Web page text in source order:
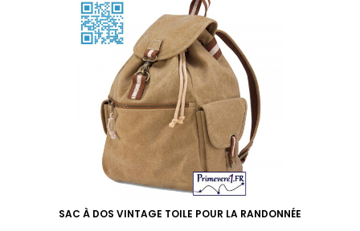
SAC À DOS VINTAGE TOILE POUR LA RANDONNÉE